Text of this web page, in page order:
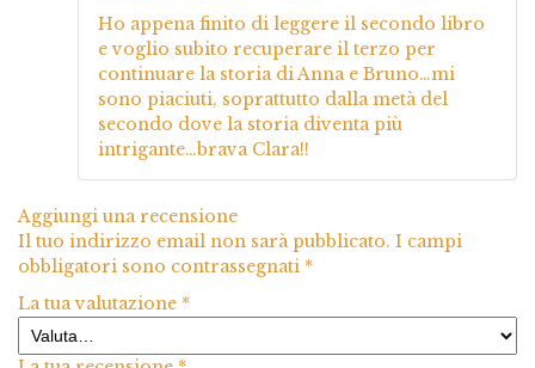
Valutato
su 5
Ho appena finito di leggere il secondo libro
e voglio subito recuperare il terzo per
continuare la storia di Anna e Bruno…mi
sono piaciuti, soprattutto dalla metà del
secondo dove la storia diventa più
intrigante…brava Clara!!
Aggiungi una recensione
Il tuo indirizzo email non sarà pubblicato. I campi
obbligatori sono contrassegnati *
La tua valutazione *